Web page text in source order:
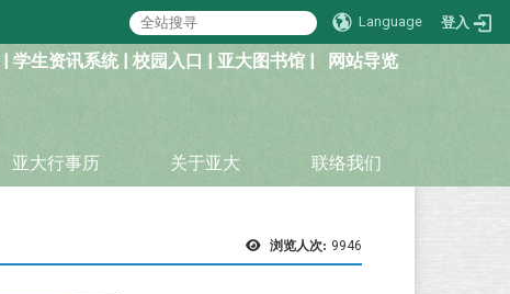
Language 登入
| 学生资讯系统| 校园入口 | 亚大图书馆 | 网站导览
亚大行事历 关于亚大 联络我们
浏览人次: 9946